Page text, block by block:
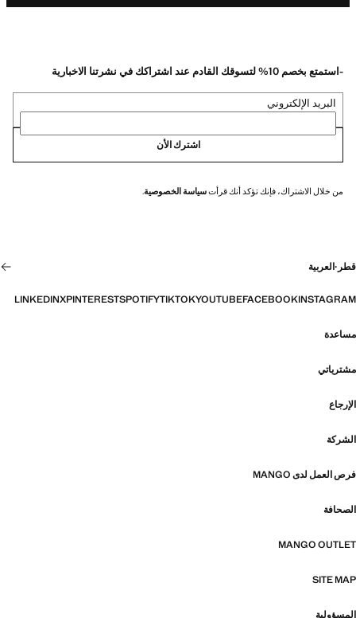
-استمتع بخصم 10% لتسوقك القادم عند اشتراكك في نشرتنا الاخبارية
البريد الإلكتروني
اشترك الأن
من خلال الاشتراك، فإنك تؤكد أنك قرأتسياسة الخصوصية.
قطر ·العربية
INSTAGRAM
FACEBOOK
YOUTUBE
TIKTOK
SPOTIFY
PINTEREST
X
LINKEDIN
مساعدة
مشترياتي
الإرجاع
الشركة
فرص العمل لدى MANGO
الصحافة
MANGO OUTLET
SITE MAP
المسؤولية